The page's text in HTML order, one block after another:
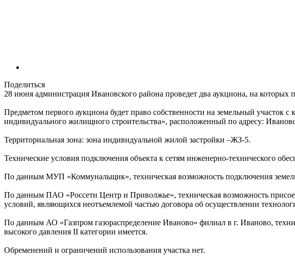
Поделиться
28 июня администрация Ивановского района проведет два аукциона, на
Предметом первого аукциона будет право собственности на земельный
индивидуального жилищного строительства», расположенный по адресу:
Территориальная зона: зона индивидуальной жилой застройки –ЖЗ-5.
Технические условия подключения объекта к сетям инженерно-технического
По данным МУП «Коммунальщик», техническая возможность подключения
По данным ПАО «Россети Центр и Приволжье», техническая возможность
условий, являющихся неотъемлемой частью договора об осуществлении
По данным АО «Газпром газораспределение Иваново» филиал в г. Иваново,
высокого давления II категории имеется.
Обременений и ограничений использования участка нет.